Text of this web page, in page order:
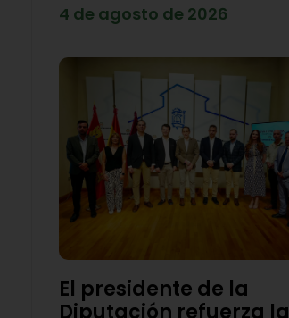
4 de agosto de 2026
El presidente de la
Diputación refuerza la